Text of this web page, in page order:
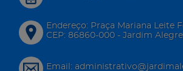
Endereço: Praça Mariana Leite
CEP: 86860-000 - Jardim
Email: